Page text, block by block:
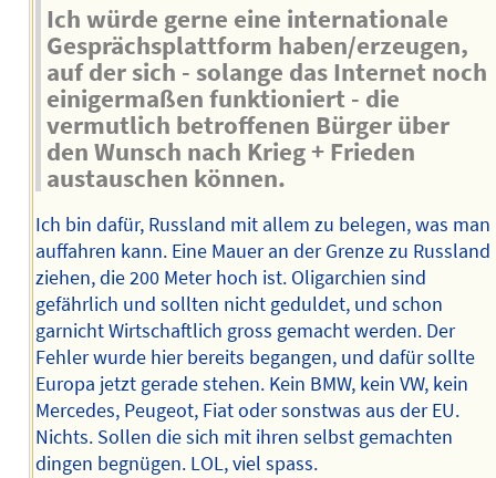
Ich würde gerne eine internationale
Gesprächsplattform haben/erzeugen,
auf der sich - solange das Internet noch
einigermaßen funktioniert - die
vermutlich betroffenen Bürger über
den Wunsch nach Krieg + Frieden
austauschen können.
Ich bin dafür, Russland mit allem zu belegen, was man
auffahren kann. Eine Mauer an der Grenze zu Russland
ziehen, die 200 Meter hoch ist. Oligarchien sind
gefährlich und sollten nicht geduldet, und schon
garnicht Wirtschaftlich gross gemacht werden. Der
Fehler wurde hier bereits begangen, und dafür sollte
Europa jetzt gerade stehen. Kein BMW, kein VW, kein
Mercedes, Peugeot, Fiat oder sonstwas aus der EU.
Nichts. Sollen die sich mit ihren selbst gemachten
dingen begnügen. LOL, viel spass.